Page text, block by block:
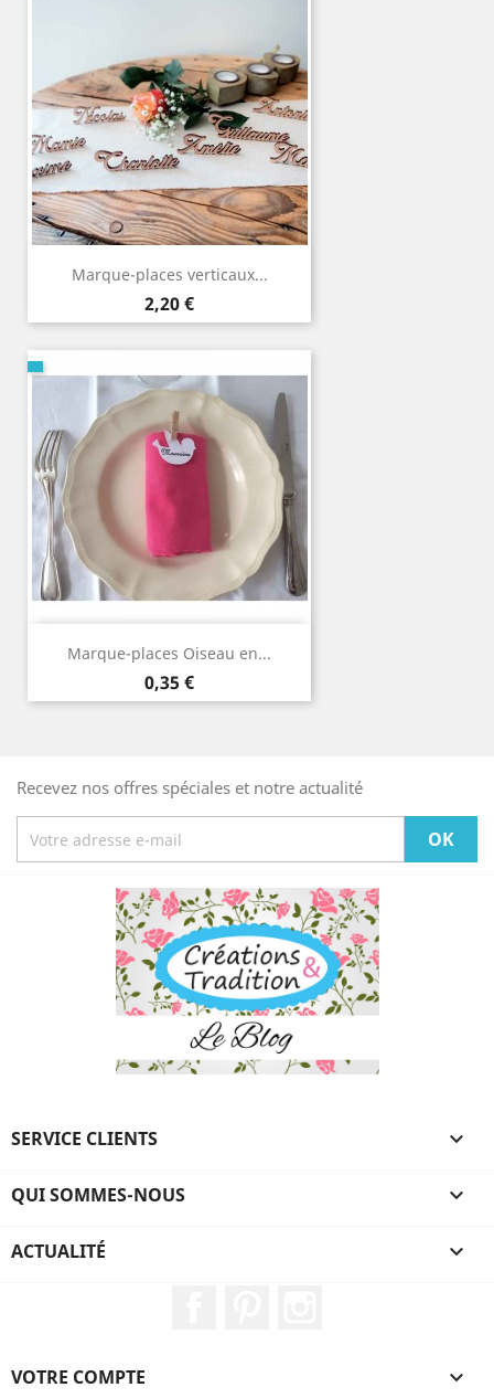
Marque-places verticaux...
Prix
2,20 €
Marque-places Oiseau en...
Prix
0,35 €
Recevez nos offres spéciales et notre actualité
SERVICE CLIENTS 
QUI SOMMES-NOUS 
ACTUALITÉ 
VOTRE COMPTE 